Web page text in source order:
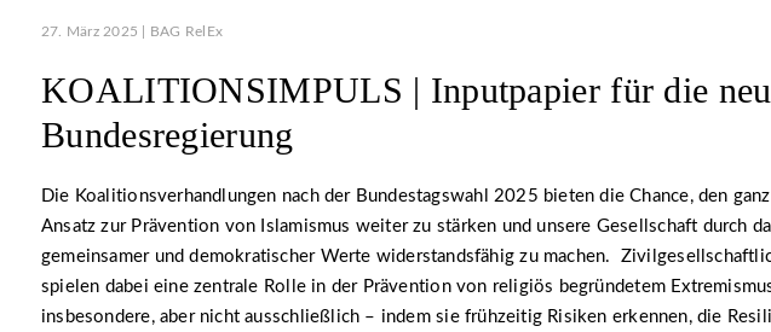
27. März 2025 | BAG RelEx
KOALITIONSIMPULS | Inputpapier für die
Bundesregierung
Die Koalitionsverhandlungen nach der Bundestagswahl 2025 bieten die Chance, den
Ansatz zur Prävention von Islamismus weiter zu stärken und unsere Gesellschaft durch
gemeinsamer und demokratischer Werte widerstandsfähig zu machen.
spielen dabei eine zentrale Rolle in der Prävention von religiös begründetem
insbesondere, aber nicht ausschließlich – indem sie frühzeitig Risiken erkennen, die